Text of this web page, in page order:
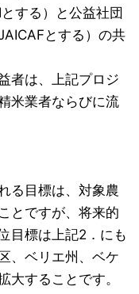
する）と公益社団
とする）の共
者は、上記プロジ
米業者ならびに流
る目標は、対象農
とですが、将来的
目標は上記2．にも
、ベリエ州、ベケ
大することです。